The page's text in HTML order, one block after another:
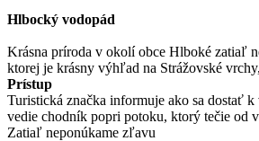
Hlbocký vodopád
Krásna príroda v okolí obce Hlboké zatiaľ
ktorej je krásny výhľad na Strážovské
Prístup
Turistická značka informuje ako sa dostať
vedie chodník popri potoku, ktorý tečie od
Zatiaľ neponúkame zľavu